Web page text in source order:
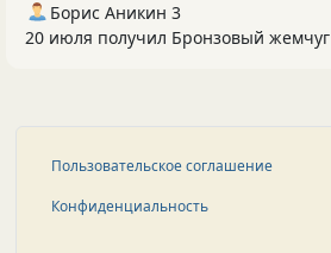
Борис Аникин 3
20 июля получил Бронзовый жемчуг
Пользовательское соглашение
Конфиденциальность